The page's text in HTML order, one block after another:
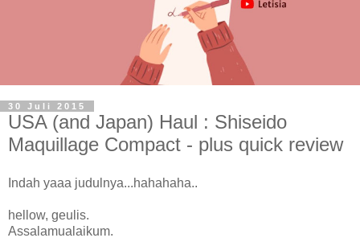
30 Juli 2015
USA (and Japan) Haul : Shiseido
Maquillage Compact - plus quick review
Indah yaaa judulnya...hahahaha..
hellow, geulis.
Assalamualaikum.